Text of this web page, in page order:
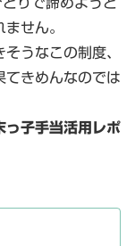
りで諦めようと
せん。
うなこの制度、
てきめんなのでは
っ子手当活用レポ